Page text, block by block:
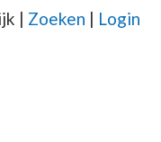
| Zoeken | Login